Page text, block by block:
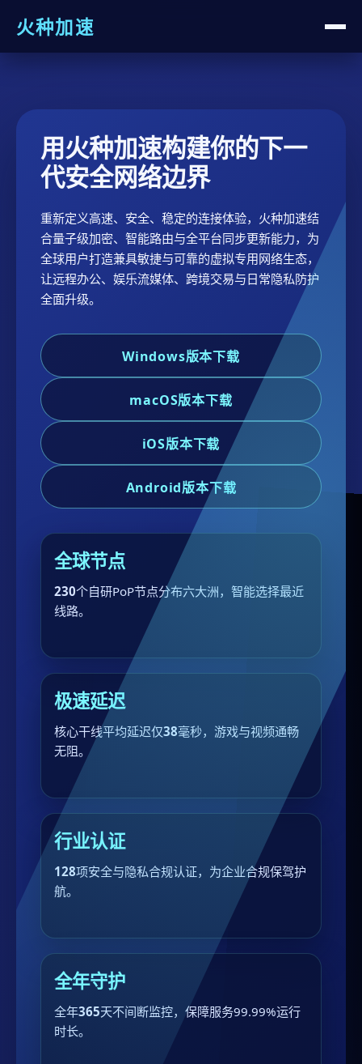
火种加速
用火种加速构建你的下一
代安全网络边界
重新定义高速、安全、稳定的连接体验，火种加速结
合量子级加密、智能路由与全平台同步更新能力，为
全球用户打造兼具敏捷与可靠的虚拟专用网络生态，
让远程办公、娱乐流媒体、跨境交易与日常隐私防护
全面升级。
Windows版本下载
macOS版本下载
iOS版本下载
Android版本下载
全球节点
230个自研PoP节点分布六大洲，智能选择最近
线路。
极速延迟
核心干线平均延迟仅38毫秒，游戏与视频通畅
无阻。
行业认证
128项安全与隐私合规认证，为企业合规保驾护
航。
全年守护
全年365天不间断监控，保障服务99.99%运行
时长。